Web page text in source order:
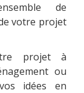
de
votre projet
projet à
ou
idées en